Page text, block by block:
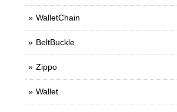
WalletChain
BeltBuckle
Zippo
Wallet